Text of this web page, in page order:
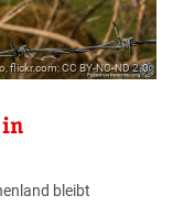
flickr.com; CC BY-NC-ND 2.0
in
bleibt